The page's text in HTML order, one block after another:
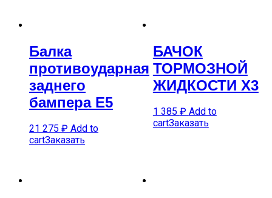
Балка
противоударная
заднего
бампера E5
21 275 ₽ Add to
cartЗаказать
БАЧОК
ТОРМОЗНОЙ
ЖИДКОСТИ X3
1 385 ₽ Add to
cartЗаказать